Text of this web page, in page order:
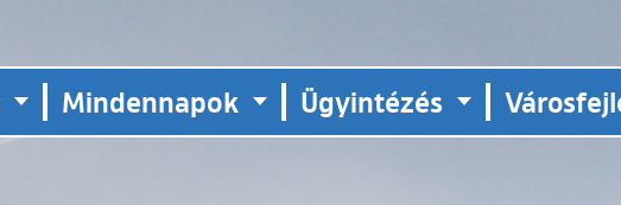
Mindennapok Ügyintézés